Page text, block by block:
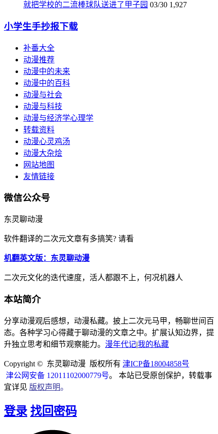
就把学校的二流棒球队送进了甲子园 03/30 1,927
小学生手抄报下载
补番大全
动漫推荐
动漫中的未来
动漫中的百科
动漫与社会
动漫与科技
动漫与经济学心理学
转载资料
动漫心灵鸡汤
动漫大杂烩
网站地图
友情链接
微信公众号
东灵聊动漫
软件翻译的二次元文章有多搞笑? 请看
机翻英文版：东灵聊动漫
二次元文化的迭代速度，活人都跟不上，何况机器人
本站简介
分享动漫观后感想，动漫私藏。披上二次元马甲，畅聊世间百
态。各种学习心得藏于聊动漫的文章之中。扩展认知边界，提
升独立思考和细节观察能力。 漫年代记|我的私藏
Copyright © 东灵聊动漫 版权所有 津ICP备18004858号
津公网安备 12011102000779号。 本站已受原创保护，转载事
宜详见 版权声明。
登录 找回密码